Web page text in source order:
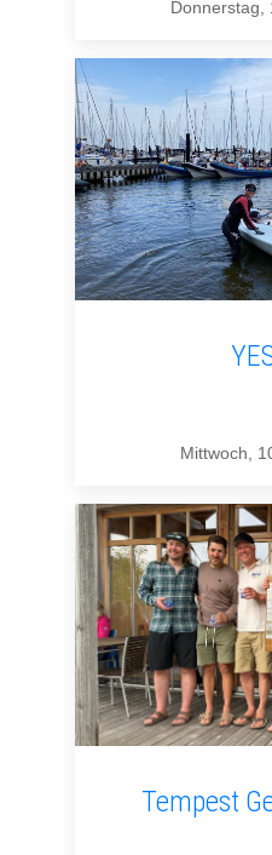
Donnerstag,
Mittwoch,
Tempest